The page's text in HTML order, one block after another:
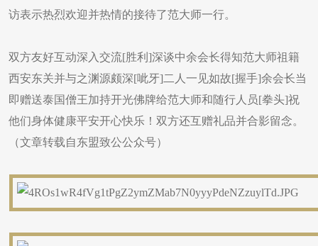
访表示热烈欢迎并热情的接待了范大师一行。
双方友好互动深入交流[胜利]深谈中余会长得知范大师祖籍
西安东关并与之渊源颇深[呲牙]二人一见如故[握手]余会长当
即赠送泰国僧王加持开光佛牌给范大师和随行人员[拳头]祝
他们身体健康平安开心快乐！双方还互赠礼品并合影留念。
（文章转载自东盟致公公众号）